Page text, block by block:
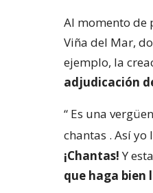
Al momento de
Viña del Mar,
ejemplo, la
adjudicación
“ Es una
chantas . Así yo
¡Chantas!Y
que haga bien